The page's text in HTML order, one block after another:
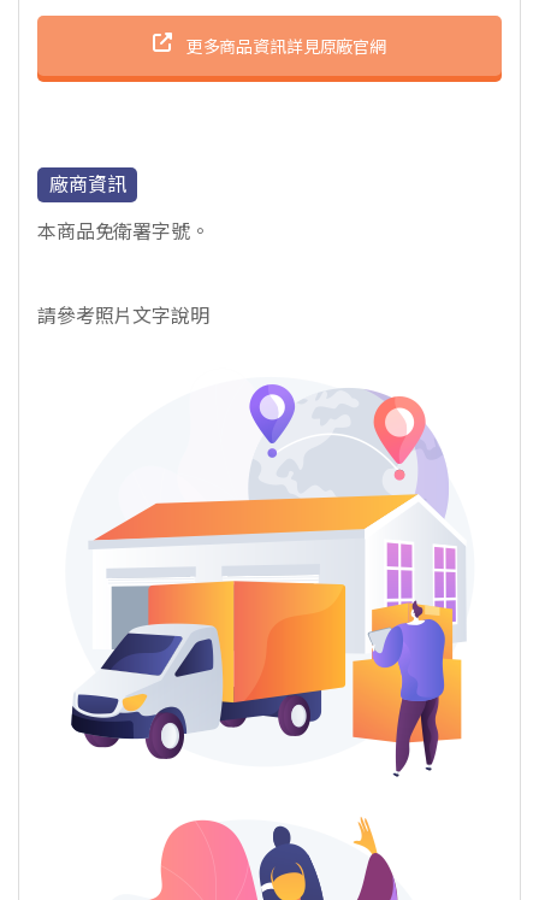
更多商品資訊詳見原廠官網
廠商資訊
本商品免衛署字號。
請參考照片文字說明